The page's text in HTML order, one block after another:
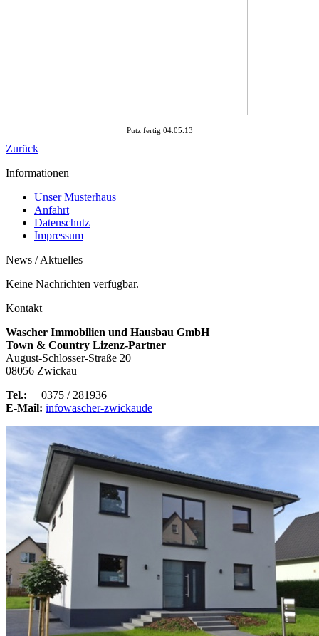
Putz fertig 04.05.13
Zurück
Informationen
Unser Musterhaus
Anfahrt
Datenschutz
Impressum
News / Aktuelles
Keine Nachrichten verfügbar.
Kontakt
Wascher Immobilien und Hausbau GmbH
Town & Country Lizenz-Partner
August-Schlosser-Straße 20
08056 Zwickau
Tel.: 0375 / 281936
E-Mail: infowascher-zwickaude